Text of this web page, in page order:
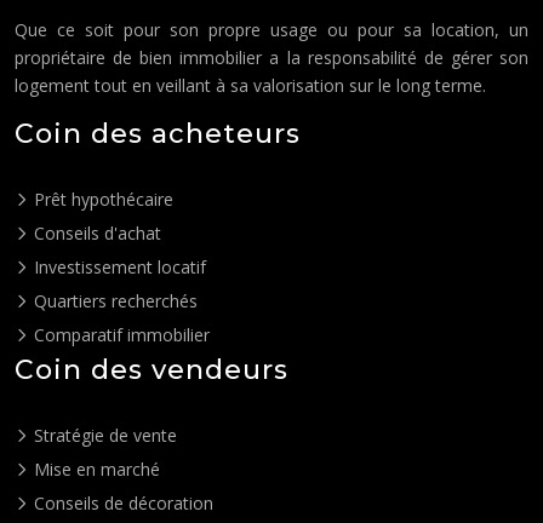
Que ce soit pour son propre usage ou pour sa location, un
propriétaire de bien immobilier a la responsabilité de gérer son
logement tout en veillant à sa valorisation sur le long terme.
Coin des acheteurs
Prêt hypothécaire
Conseils d'achat
Investissement locatif
Quartiers recherchés
Comparatif immobilier
Coin des vendeurs
Stratégie de vente
Mise en marché
Conseils de décoration